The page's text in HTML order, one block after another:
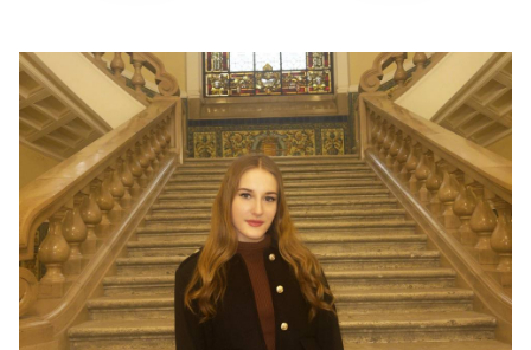
Новини